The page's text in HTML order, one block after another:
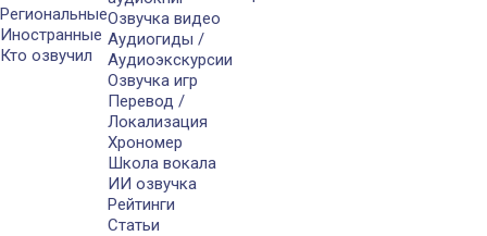
Региональные
Иностранные
Кто озвучил
Озвучка видео
Аудиогиды /
Аудиоэкскурсии
Озвучка игр
Перевод /
Локализация
Хрономер
Школа вокала
ИИ озвучка
Рейтинги
Статьи